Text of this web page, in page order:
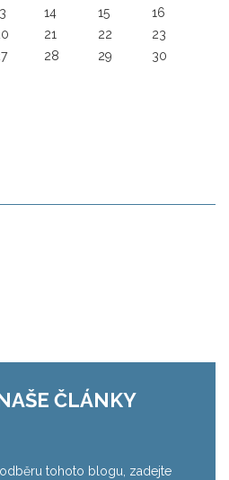
14 15
16
21 22
23
28 29
30
ČLÁNKY
tohoto blogu, zadejte